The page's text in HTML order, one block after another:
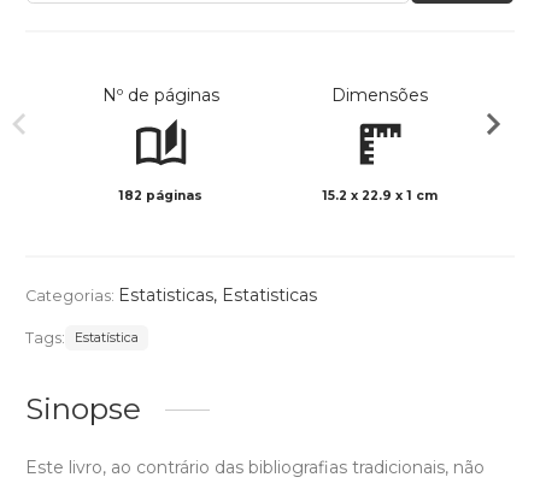
Nº de páginas
182 páginas
Dimensões
15.2 x 22.9 x 1 cm
Categorias: Estatisticas, Estatisticas
Tags: Estatística
Sinopse
Este livro, ao contrário das bibliografias tradicionais, não